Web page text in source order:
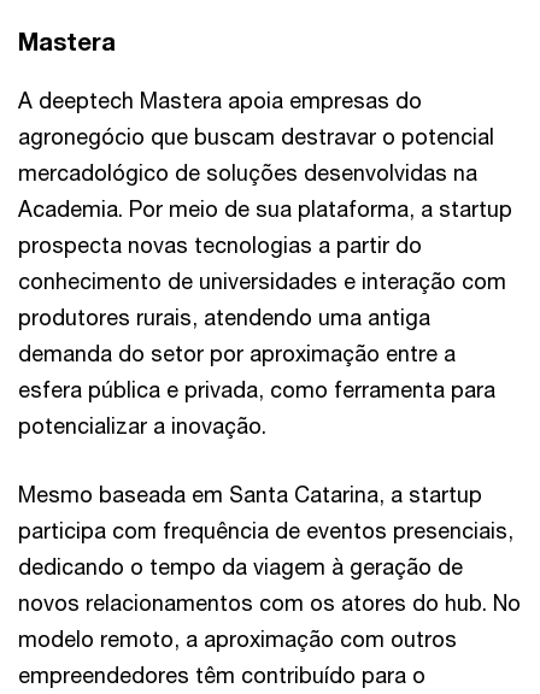
Mastera
A deeptech Mastera apoia empresas do
agronegócio que buscam destravar o potencial
mercadológico de soluções desenvolvidas na
Academia. Por meio de sua plataforma, a startup
prospecta novas tecnologias a partir do
conhecimento de universidades e interação com
produtores rurais, atendendo uma antiga
demanda do setor por aproximação entre a
esfera pública e privada, como ferramenta para
potencializar a inovação.
Mesmo baseada em Santa Catarina, a startup
participa com frequência de eventos presenciais,
dedicando o tempo da viagem à geração de
novos relacionamentos com os atores do hub. No
modelo remoto, a aproximação com outros
empreendedores têm contribuído para o